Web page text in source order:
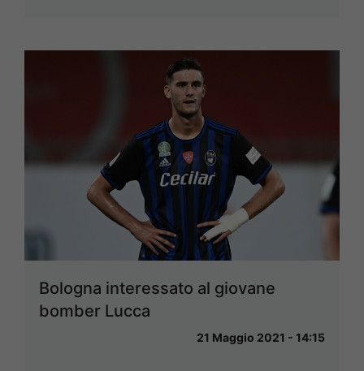
Bologna interessato al giovane
bomber Lucca
21 Maggio 2021 - 14:15